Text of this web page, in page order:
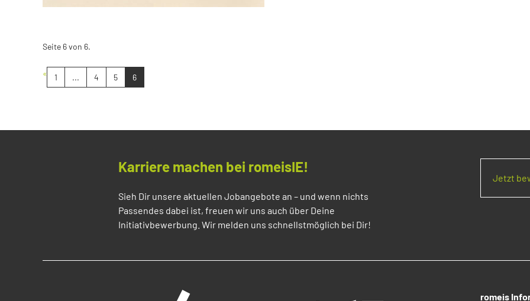
Seite 6 von 6.
« 1 ... 4 5 6
Karriere machen bei romeisIE!
Sieh Dir unsere aktuellen Jobangebote an – und wenn nichts
Passendes dabei ist, freuen wir uns auch über Deine
Initiativbewerbung. Wir melden uns schnellstmöglich bei Dir!
Jetzt
romeis